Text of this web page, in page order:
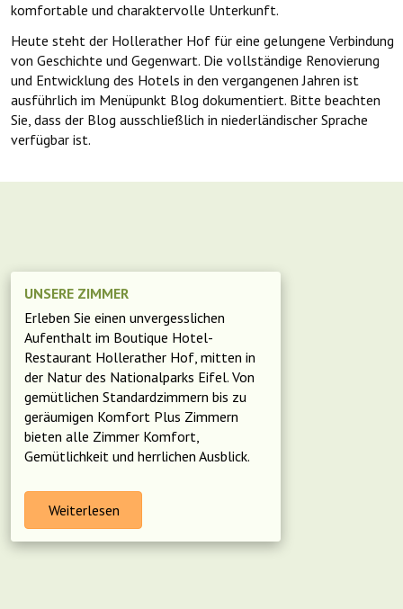
komfortable und charaktervolle Unterkunft.
Heute steht der Hollerather Hof für eine gelungene Verbindung
von Geschichte und Gegenwart. Die vollständige Renovierung
und Entwicklung des Hotels in den vergangenen Jahren ist
ausführlich im Menüpunkt Blog dokumentiert. Bitte beachten
Sie, dass der Blog ausschließlich in niederländischer Sprache
verfügbar ist.
UNSERE ZIMMER
Erleben Sie einen unvergesslichen
Aufenthalt im Boutique Hotel-
Restaurant Hollerather Hof, mitten in
der Natur des Nationalparks Eifel. Von
gemütlichen Standardzimmern bis zu
geräumigen Komfort Plus Zimmern
bieten alle Zimmer Komfort,
Gemütlichkeit und herrlichen Ausblick.
Weiterlesen